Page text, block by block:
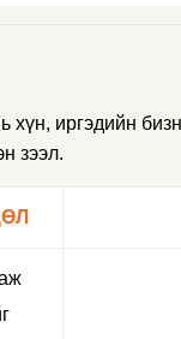
хүн, иргэдийн
зээл.